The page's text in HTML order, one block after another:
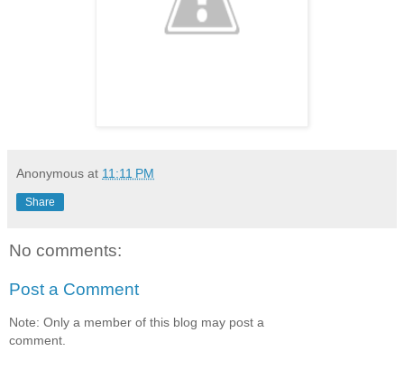
Anonymous at 11:11 PM
Share
No comments:
Post a Comment
Note: Only a member of this blog may post a
comment.